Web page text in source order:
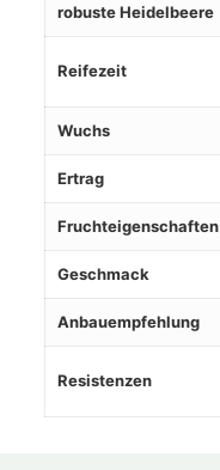
robuste Heidelbeere
Reifezeit
Wuchs
Ertrag
Fruchteigenschaften
Geschmack
Anbauempfehlung
Resistenzen